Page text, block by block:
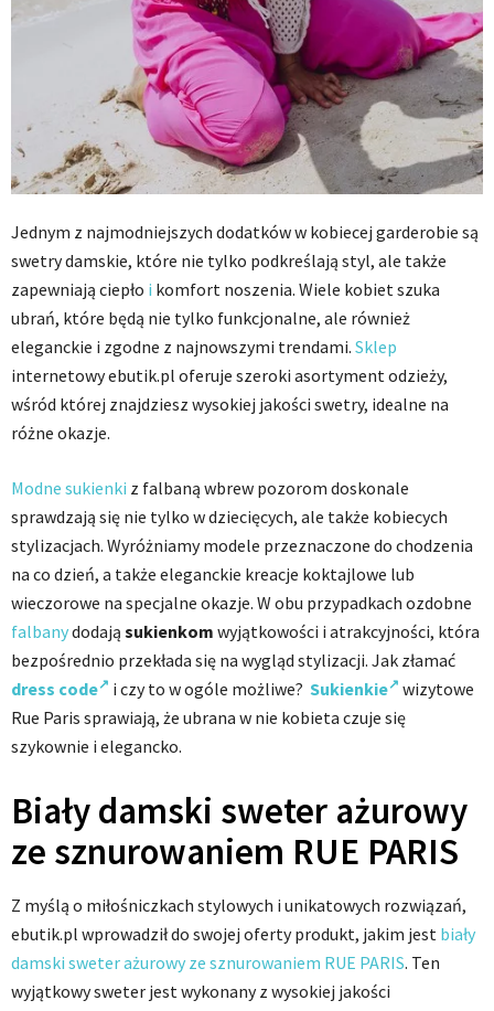
Jednym z najmodniejszych dodatków w kobiecej garderobie są
swetry damskie, które nie tylko podkreślają styl, ale także
zapewniają ciepło i komfort noszenia. Wiele kobiet szuka
ubrań, które będą nie tylko funkcjonalne, ale również
eleganckie i zgodne z najnowszymi trendami. Sklep
internetowy ebutik.pl oferuje szeroki asortyment odzieży,
wśród której znajdziesz wysokiej jakości swetry, idealne na
różne okazje.
Modne sukienki z falbaną wbrew pozorom doskonale
sprawdzają się nie tylko w dziecięcych, ale także kobiecych
stylizacjach. Wyróżniamy modele przeznaczone do chodzenia
na co dzień, a także eleganckie kreacje koktajlowe lub
wieczorowe na specjalne okazje. W obu przypadkach ozdobne
falbanydodają sukienkom wyjątkowości i atrakcyjności, która
bezpośrednio przekłada się na wygląd stylizacji. Jak złamać
dress code
i czy to w ogóle możliwe? Sukienkie
wizytowe
Rue Paris sprawiają, że ubrana w nie kobieta czuje się
szykownie i elegancko.
Biały damski sweter ażurowy
ze sznurowaniem RUE PARIS
Z myślą o miłośniczkach stylowych i unikatowych rozwiązań,
ebutik.pl wprowadził do swojej oferty produkt, jakim jest biały
damski sweter ażurowy ze sznurowaniem RUE PARIS. Ten
wyjątkowy sweter jest wykonany z wysokiej jakości